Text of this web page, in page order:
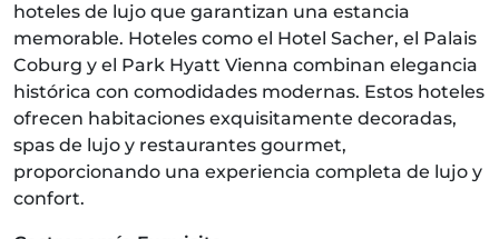
hoteles de lujo que garantizan una estancia
memorable. Hoteles como el Hotel Sacher, el Palais
Coburg y el Park Hyatt Vienna combinan elegancia
histórica con comodidades modernas. Estos hoteles
ofrecen habitaciones exquisitamente decoradas,
spas de lujo y restaurantes gourmet,
proporcionando una experiencia completa de lujo y
confort.